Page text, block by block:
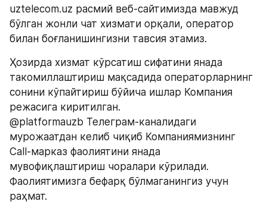
uztelecom.uz расмий веб-сайтимизда мавжуд
бўлган жонли чат хизмати орқали, оператор
билан боғланишингизни тавсия этамиз.
Ҳозирда хизмат кўрсатиш сифатини янада
такомиллаштириш мақсадида операторларнинг
сонини кўпайтириш бўйича ишлар Компания
режасига киритилган.
@platformauzb Телеграм-каналидаги
мурожаатдан келиб чиқиб Компаниямизнинг
Call-марказ фаолиятини янада
мувофиқлаштириш чоралари кўрилади.
Фаолиятимизга бефарқ бўлмаганингиз учун
раҳмат.